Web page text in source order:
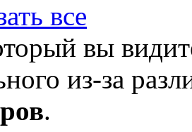
все
вы
из-за
.